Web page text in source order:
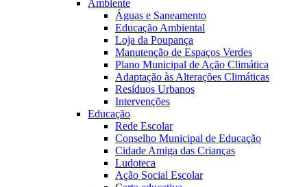
Ambiente
Águas e Saneamento
Educação Ambiental
Loja da Poupança
Manutenção de Espaços Verdes
Plano Municipal de Ação Climática
Adaptação às Alterações Climáticas
Resíduos Urbanos
Intervenções
Educação
Rede Escolar
Conselho Municipal de Educação
Cidade Amiga das Crianças
Ludoteca
Ação Social Escolar